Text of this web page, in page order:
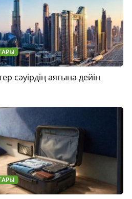
сәуірдің аяғына дейін